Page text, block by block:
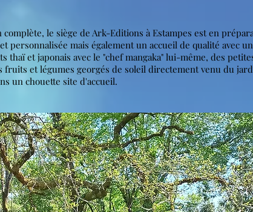
le siège de Ark-Editions à Estampes est en
mais également un accueil de qualité avec
et japonais avec le "chef mangaka" lui-même, des
et légumes georgés de soleil directement venu du
un chouette site d'accueil.